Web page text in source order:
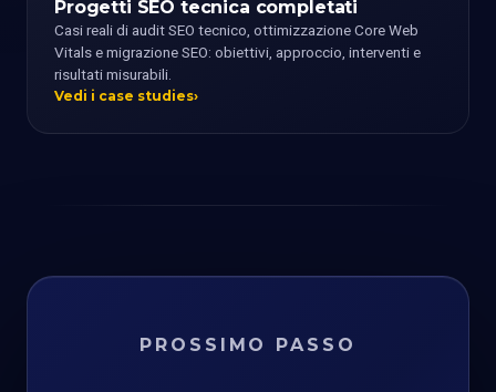
Progetti SEO tecnica completati
Casi reali di audit SEO tecnico, ottimizzazione Core Web
Vitals e migrazione SEO: obiettivi, approccio, interventi e
risultati misurabili.
Vedi i case studies
PROSSIMO PASSO